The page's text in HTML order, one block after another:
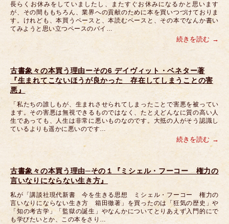
長らくお休みをしていましたし、またすぐお休みになるかと思います
が、その間ももちろん、業界への貢献のために本を買いつづけておりま
す。けれども、本買うペースと、本読むペースと、その本でなんか書い
てみようと思い立つペースのバイ…
続きを読む
古書象々の本買う理由ーその6 デイヴィット・ベネター著
『生まれてこないほうが良かった 存在してしまうことの害
悪』
「私たちの誰しもが、生まれさせられてしまったことで害悪を被ってい
ます。その害悪は無視できるものではなく、たとえどんなに質の高い人
生であっても、人生は非常に悪いものなのです。大抵の人がそう認識し
ているよりも遥かに悪いのです…
続きを読む
古書象々の本買う理由─その１『ミシェル・フーコー 権力の
言いなりにならない生き方』
私が「講談社現代新書 今を生きる思想 ミシェル・フーコー 権力の
言いなりにならない生き方 箱田徹著」を買ったのは「狂気の歴史」や
「知の考古学」「監獄の誕生」やなんかについてとりあえず入門的にで
も学びたいとか、この本をさり…